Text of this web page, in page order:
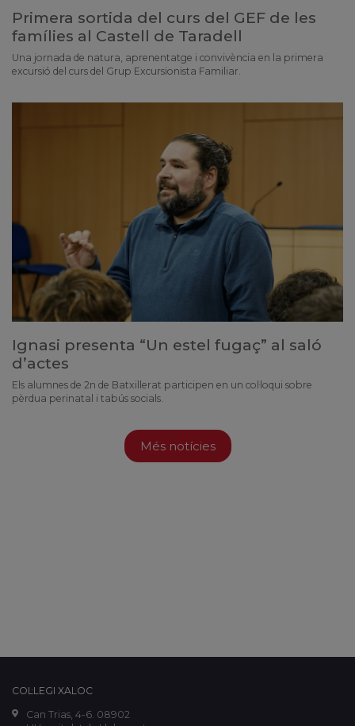
Primera sortida del curs del GEF de les
famílies al Castell de Taradell
Una jornada de natura, aprenentatge i convivència en la primera
excursió del curs del Grup Excursionista Familiar.
Ignasi presenta “Un estel fugaç” al saló
d’actes
Els alumnes de 2n de Batxillerat participen en un col·loqui sobre
pèrdua perinatal i tabús socials.
Més notícies
COL·LEGI XALOC
Can Trias, 4-6. 08902